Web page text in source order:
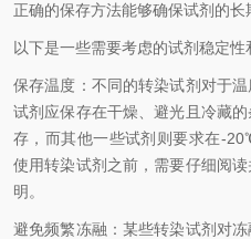
正确的保存方法能够确保试剂的长
以下是一些需要考虑的试剂稳定性
保存温度：不同的转染试剂对于
试剂应保存在干燥、避光且冷藏
存，而其他一些试剂则要求在-20
使用转染试剂之前，需要仔细阅
明。
避免频繁冻融：某些转染试剂对